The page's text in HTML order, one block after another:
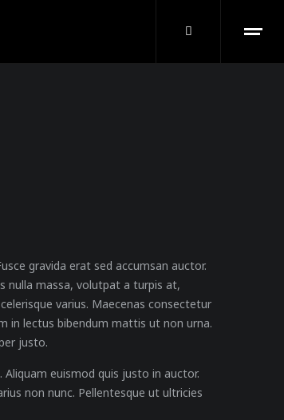
gravida erat sed accumsan auctor.
nulla massa, volutpat a turpis at,
varius. Maecenas consectetur
in lectus bibendum mattis ut non urna.
justo.
Aliquam euismod quis justo in auctor.
non nunc. Pellentesque ut ultricies